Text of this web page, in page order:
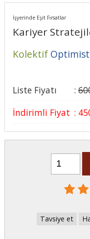
İşyerinde Eşit Fırsatlar
Kariyer
Kolektif Optimist
Liste Fiyatı :
İndirimli Fiyat :
Tavsiye et